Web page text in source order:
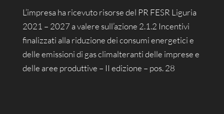
L’impresa ha ricevuto risorse del PR FESR Liguria
2021 – 2027 a valere sull’azione 2.1.2 Incentivi
finalizzati alla riduzione dei consumi energetici e
delle emissioni di gas climalteranti delle imprese e
delle aree produttive – II edizione – pos. 28